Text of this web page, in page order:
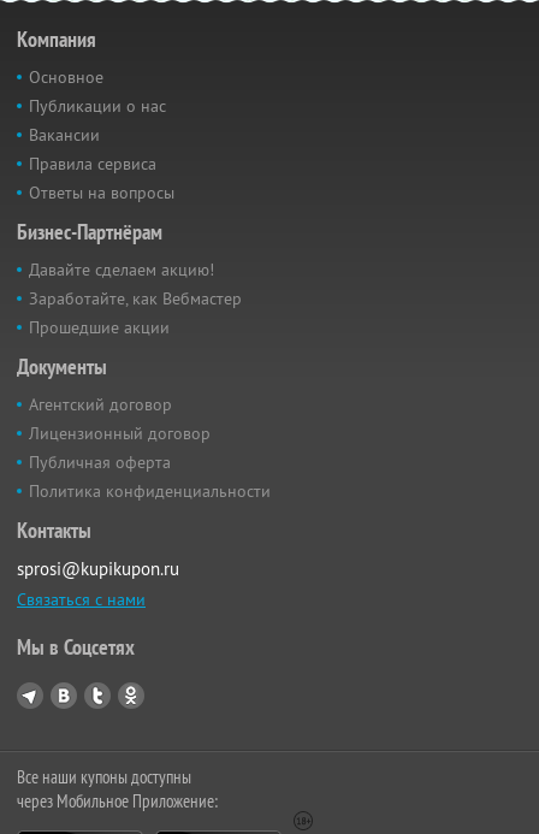
Компания
Основное
Публикации о нас
Вакансии
Правила сервиса
Ответы на вопросы
Бизнес-Партнёрам
Давайте сделаем акцию!
Заработайте, как Вебмастер
Прошедшие акции
Документы
Агентский договор
Лицензионный договор
Публичная оферта
Политика конфиденциальности
Контакты
sprosi@kupikupon.ru
Связаться с нами
Мы в Соцсетях
Все наши купоны доступны
через Мобильное Приложение: